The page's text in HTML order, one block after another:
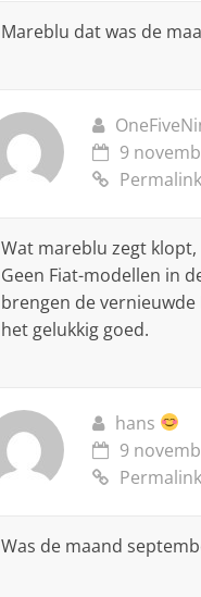
Mareblu dat was de
9
Permalink
Wat mareblu zegt
Geen Fiat-modellen in
brengen de
het gelukkig goed.
hans
9
Permalink
Was de maand